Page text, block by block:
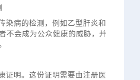
染病的检测，例如乙型肝炎和
不会成为公众健康的威胁，并
证明。这份证明需要由注册医